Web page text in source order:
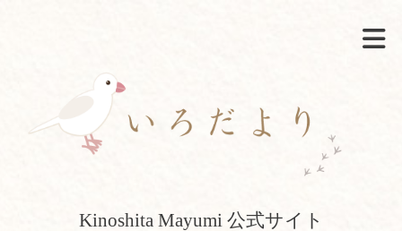
Kinoshita Mayumi 公式サイト